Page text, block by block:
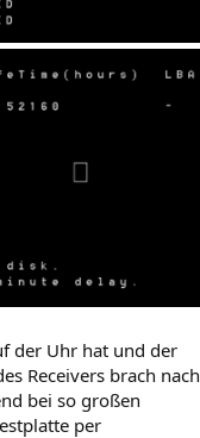
der Uhr hat und der
Receivers brach nach
bei so großen
per